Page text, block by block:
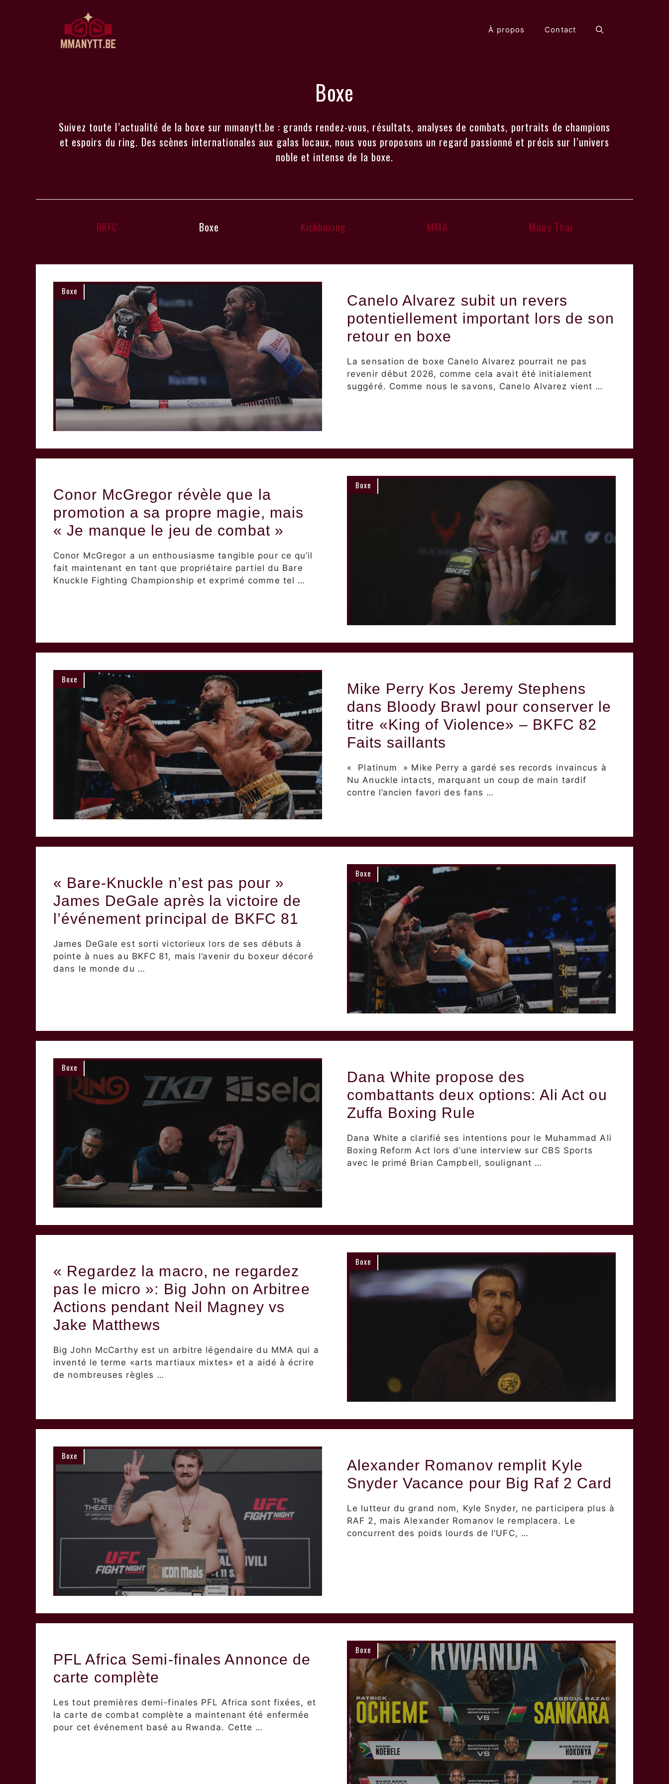
À propos Contact
Boxe
Suivez toute l’actualité de la boxe sur mmanytt.be : grands rendez-vous, résultats, analyses de combats, portraits de champions
et espoirs du ring. Des scènes internationales aux galas locaux, nous vous proposons un regard passionné et précis sur l’univers
noble et intense de la boxe.
BKFC Boxe Kickboxing MMA Muay Thai
Boxe
Canelo Alvarez subit un revers
potentiellement important lors de son
retour en boxe
La sensation de boxe Canelo Alvarez pourrait ne pas
revenir début 2026, comme cela avait été initialement
suggéré. Comme nous le savons, Canelo Alvarez vient …
Boxe
Conor McGregor révèle que la
promotion a sa propre magie, mais
« Je manque le jeu de combat »
Conor McGregor a un enthousiasme tangible pour ce qu’il
fait maintenant en tant que propriétaire partiel du Bare
Knuckle Fighting Championship et exprimé comme tel …
Boxe
Mike Perry Kos Jeremy Stephens
dans Bloody Brawl pour conserver le
titre «King of Violence» – BKFC 82
Faits saillants
« Platinum » Mike Perry a gardé ses records invaincus à
Nu Anuckle intacts, marquant un coup de main tardif
contre l’ancien favori des fans …
Boxe
« Bare-Knuckle n’est pas pour »
James DeGale après la victoire de
l’événement principal de BKFC 81
James DeGale est sorti victorieux lors de ses débuts à
pointe à nues au BKFC 81, mais l’avenir du boxeur décoré
dans le monde du …
Boxe
Dana White propose des
combattants deux options: Ali Act ou
Zuffa Boxing Rule
Dana White a clarifié ses intentions pour le Muhammad Ali
Boxing Reform Act lors d’une interview sur CBS Sports
avec le primé Brian Campbell, soulignant …
Boxe
« Regardez la macro, ne regardez
pas le micro »: Big John on Arbitree
Actions pendant Neil Magney vs
Jake Matthews
Big John McCarthy est un arbitre légendaire du MMA qui a
inventé le terme «arts martiaux mixtes» et a aidé à écrire
de nombreuses règles …
Boxe
Alexander Romanov remplit Kyle
Snyder Vacance pour Big Raf 2 Card
Le lutteur du grand nom, Kyle Snyder, ne participera plus à
RAF 2, mais Alexander Romanov le remplacera. Le
concurrent des poids lourds de l’UFC, …
Boxe
PFL Africa Semi-finales Annonce de
carte complète
Les tout premières demi-finales PFL Africa sont fixées, et
la carte de combat complète a maintenant été enfermée
pour cet événement basé au Rwanda. Cette …